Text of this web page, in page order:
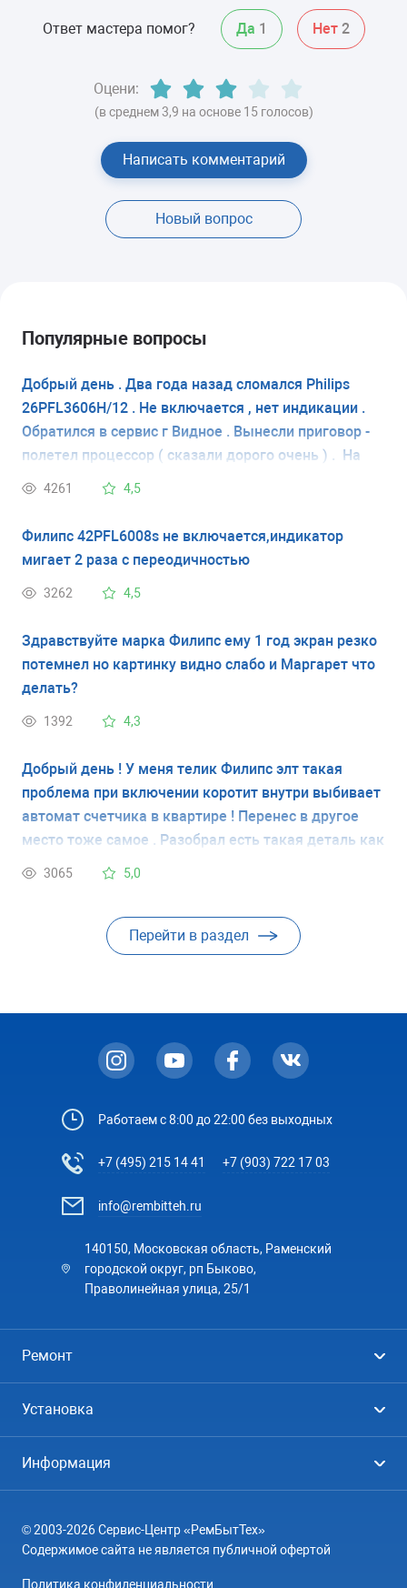
Ответ мастера помог? Да 1 Нет 2
Оцени:
(в среднем 3,9 на основе 15 голосов)
Написать комментарий
Новый вопрос
Популярные вопросы
Добрый день . Два года назад сломался Philips
26PFL3606H/12 . Не включается , нет индикации .
Обратился в сервис г Видное . Вынесли приговор -
полетел процессор ( сказали дорого очень ) . На
этом и остановился , купил новый . Сейчас при
ним . Вроде бы и выбросить . Но что то
подсказывает - может и отремонтировать .
Скажите пожалуйста - насколько дорого встанет
ремонт ? Заранее спасибо за ответ и возможно
. Виктор . 8 925 795 ** 68
4261 4,5
Филипс 42PFL6008s не включается,индикатор
мигает 2 раза с переодичностью
3262 4,5
Здравствуйте марка Филипс ему 1 год экран резко
потемнел но картинку видно слабо и Маргарет что
делать?
1392 4,3
Добрый день ! У меня телик Филипс элт такая
проблема при включении коротит внутри выбивает
автомат счетчика в квартире ! Перенес в другое
место тоже самое . Разобрал есть такая деталь как
я вычитал позистр так вот при включении из под
3065 5,0
Перейти в раздел
Работаем с 8:00 до 22:00 без выходных
+7 (495) 215 14 41 +7 (903) 722 17 03
info@rembitteh.ru
140150, Московская область, Раменский
городской округ, рп Быково,
Праволинейная улица, 25/1
Ремонт
Посудомоечные машины
Кондиционеры
Варочные панели
Установка
Кондиционеры
Информация
География
© 2003-2026 Сервис-Центр «РемБытТех»
Содержимое сайта не является публичной офертой
Политика конфиденциальности